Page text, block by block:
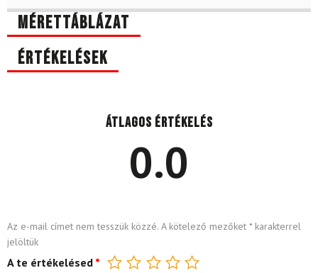
Mérettáblázat
Értékelések
Átlagos értékelés
0.0
Az e-mail címet nem tesszük közzé. A kötelező mezőket *karakterrel
jelöltük
A te értékelésed *